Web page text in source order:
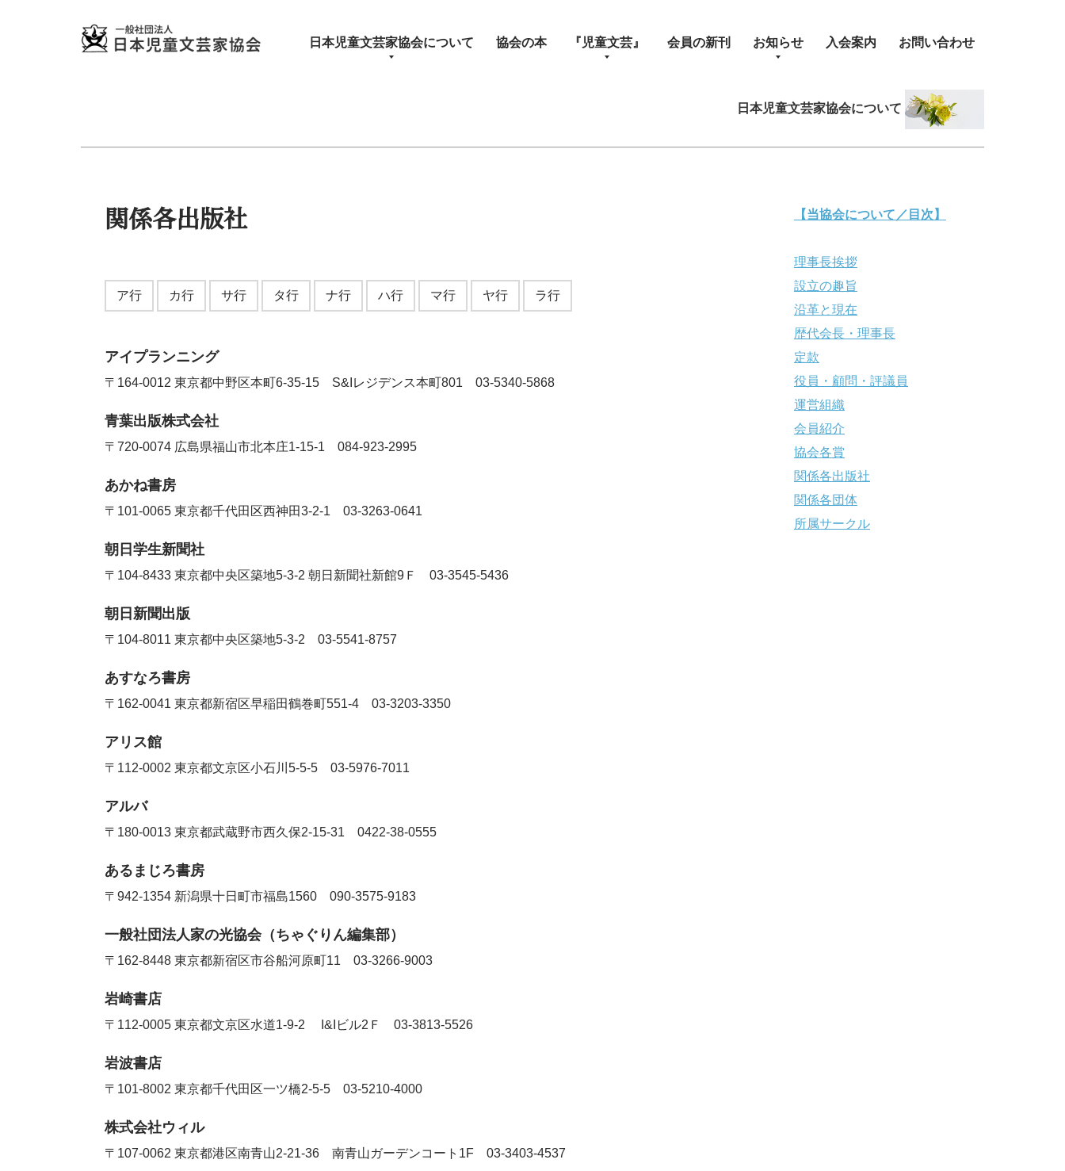
日本児童文芸家協会について 協会の本 『児童文芸』 会員の新刊 お知らせ 入会案内 お問い合わせ
日本児童文芸家協会について
関係各出版社
ア行 カ行 サ行 タ行 ナ行 ハ行 マ行 ヤ行 ラ行
アイプランニング
〒164-0012 東京都中野区本町6-35-15 S&Iレジデンス本町801 03-5340-5868
青葉出版株式会社
〒720-0074 広島県福山市北本庄1-15-1 084-923-2995
あかね書房
〒101-0065 東京都千代田区西神田3-2-1 03-3263-0641
朝日学生新聞社
〒104-8433 東京都中央区築地5-3-2 朝日新聞社新館9Ｆ 03-3545-5436
朝日新聞出版
〒104-8011 東京都中央区築地5-3-2 03-5541-8757
あすなろ書房
〒162-0041 東京都新宿区早稲田鶴巻町551-4 03-3203-3350
アリス館
〒112-0002 東京都文京区小石川5-5-5 03-5976-7011
アルバ
〒180-0013 東京都武蔵野市西久保2-15-31 0422-38-0555
あるまじろ書房
〒942-1354 新潟県十日町市福島1560 090-3575-9183
一般社団法人家の光協会（ちゃぐりん編集部）
〒162-8448 東京都新宿区市谷船河原町11 03-3266-9003
岩崎書店
〒112-0005 東京都文京区水道1-9-2 I&Iビル2Ｆ 03-3813-5526
岩波書店
〒101-8002 東京都千代田区一ツ橋2-5-5 03-5210-4000
株式会社ウィル
〒107-0062 東京都港区南青山2-21-36 南青山ガーデンコート1F 03-3403-4537
【当協会について／目次】
理事長挨拶
設立の趣旨
沿革と現在
歴代会長・理事長
定款
役員・顧問・評議員
運営組織
会員紹介
協会各賞
関係各出版社
関係各団体
所属サークル